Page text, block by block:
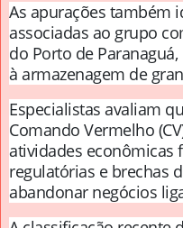
As apurações também
associadas ao grupo
do Porto de
à armazenagem de
Especialistas avaliam
Comando Vermelho
atividades econômicas
regulatórias e brechas
abandonar negócios